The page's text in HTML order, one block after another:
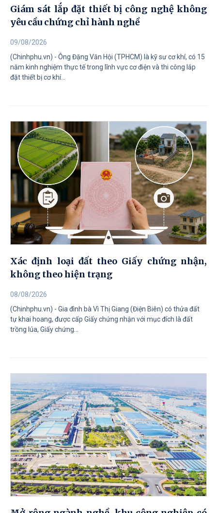
Giám sát lắp đặt thiết bị công nghệ không
yêu cầu chứng chỉ hành nghề
09/08/2026
(Chinhphu.vn) - Ông Đặng Văn Hội (TPHCM) là kỹ sư cơ khí, có 15
năm kinh nghiệm thực tế trong lĩnh vực cơ điện và thi công lắp
đặt thiết bị cơ khí...
Xác định loại đất theo Giấy chứng nhận,
không theo hiện trạng
08/08/2026
(Chinhphu.vn) - Gia đình bà Vì Thị Giang (Điện Biên) có thửa đất
tự khai hoang, được cấp Giấy chứng nhận với mục đích là đất
trồng lúa, Giấy chứng...